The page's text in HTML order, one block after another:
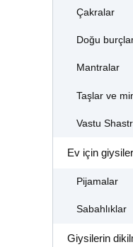
Çakralar
Doğu
Mantralar
Taşlar ve
Vastu
Ev için giysiler
Pijamalar
Sabahlıklar
Giysilerin